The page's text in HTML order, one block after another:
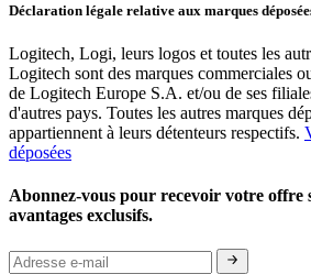
Déclaration légale relative aux marques
Logitech, Logi, leurs logos et toutes les
Logitech sont des marques commerciales
de Logitech Europe S.A. et/ou de ses
d'autres pays. Toutes les autres marques
appartiennent à leurs détenteurs respectifs.
déposées
Abonnez-vous pour recevoir votre offre
avantages exclusifs.